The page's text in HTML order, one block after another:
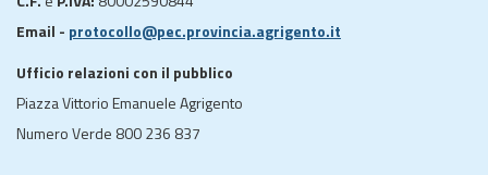
Email - protocollo@pec.provincia.agrigento.it
Ufficio relazioni con il pubblico
Piazza Vittorio Emanuele Agrigento
Numero Verde 800 236 837